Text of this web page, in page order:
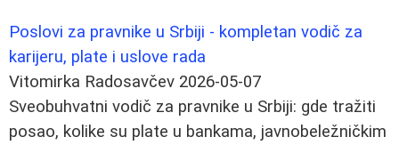
Poslovi za pravnike u Srbiji - kompletan vodič za
karijeru, plate i uslove rada
Vitomirka Radosavčev 2026-05-07
Sveobuhvatni vodič za pravnike u Srbiji: gde tražiti
posao, kolike su plate u bankama, javnobeležničkim